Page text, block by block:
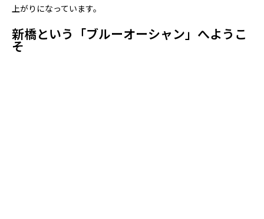
上がりになっています。
新橋という「ブルーオーシャン」へようこ
そ